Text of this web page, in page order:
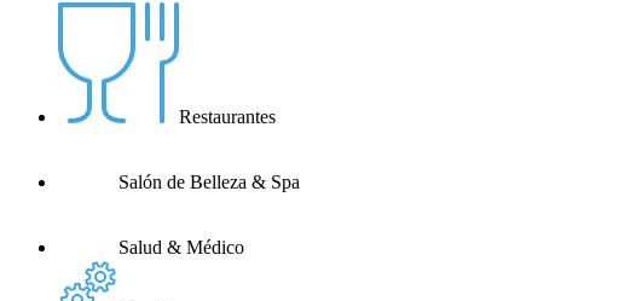
Restaurantes
Salón de Belleza & Spa
Salud & Médico